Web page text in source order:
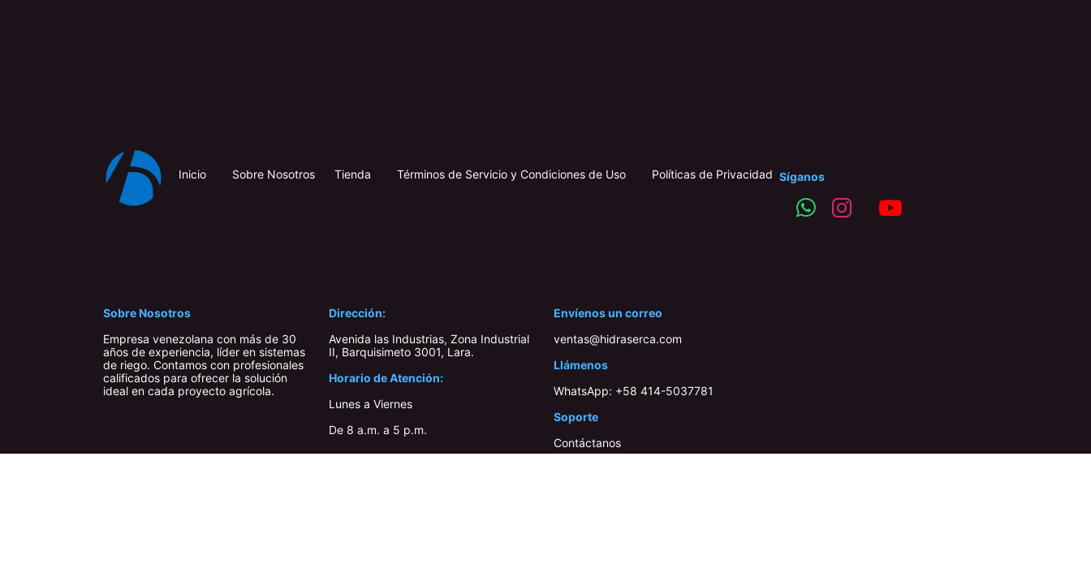
Sobre Nosotros
Empresa venezolana con más de 30
años de experiencia, líder en sistemas
de riego. Contamos con profesionales
calificados para ofrecer la solución
ideal en cada proyecto agrícola.
Dirección:
Avenida las Industrias, Zona Industrial
II, Barquisimeto 3001, Lara​.
Horario de Atención:
Lunes a Viernes
De 8 a.m. a 5 p.m.
Envíenos un correo
ventas@hidraserca.com
Llámenos
WhatsApp: +58 414-503778​1
Soporte
Contáctanos
Inicio​ Sobre Nosotros Tienda Términos de Servicio y Condiciones de Uso Políticas de Privacidad Síganos